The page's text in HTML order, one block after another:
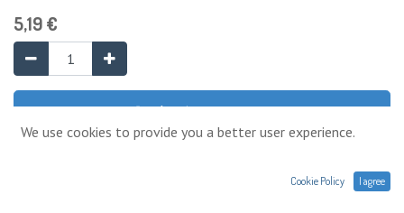
5,19€
Ajouter au panier
We use cookies to provide you a better user experience.
Cookie Policy I agree